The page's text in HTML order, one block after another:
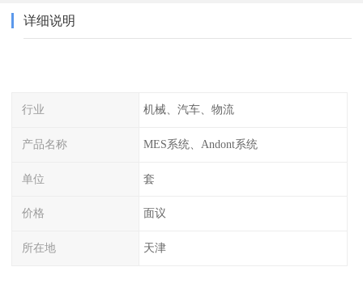
详细说明
行业 机械、汽车、物流
产品名称 MES系统、Andont系统
单位 套
价格 面议
所在地 天津